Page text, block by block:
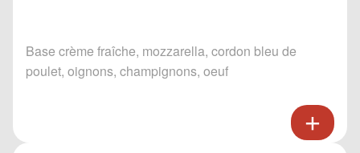
Base crème fraîche, mozzarella, cordon bleu de
poulet, oignons, champignons, oeuf